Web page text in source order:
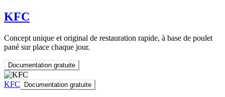
KFC
Concept unique et original de restauration rapide, à base de poulet
pané sur place chaque jour.
Documentation gratuite
KFC Documentation gratuite